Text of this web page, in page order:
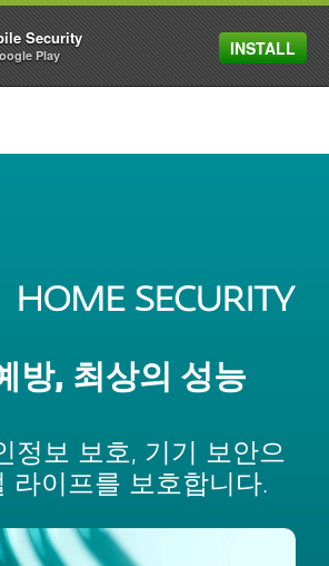
MENU
방, 최상의 성능
정보 보호, 기기 보안으
라이프를 보호합니다.
Security
Play INSTALL